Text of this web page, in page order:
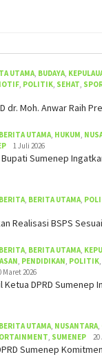
UTAMA BUDAYA
POLITIK SEHAT
dr. Moh. Anwar Raih
BERITA UTAMA HUKUM
1 Juli 2026
Sumenep
BERITA BERITA UTAMA
Realisasi BSPS
BERITA BERITA UTAMA
PENDIDIKAN POLITIK
Maret 2026
Ketua DPRD Sumenep
BERITA UTAMA NUSANTARA
SUMENEP 20
Sumenep